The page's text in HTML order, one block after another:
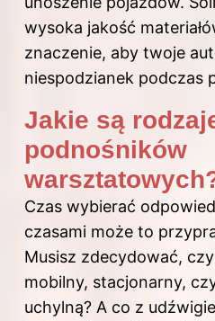
wysoka jakość
znaczenie, aby twoje
niespodzianek podczas
Jakie są
podnośników
Czas wybierać
czasami może to
Musisz zdecydować,
mobilny, stacjonarny,
uchylną? A co z